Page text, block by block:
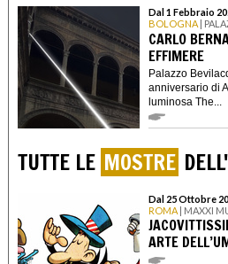
Dal 1 Febbraio
BOLOGNA |
CARLO
EFFIMERE
Palazzo
anniversario di
luminosa The...
TUTTE LE MOSTRE
Dal 25 Ottobre
ROMA | MAXXI
ARTE